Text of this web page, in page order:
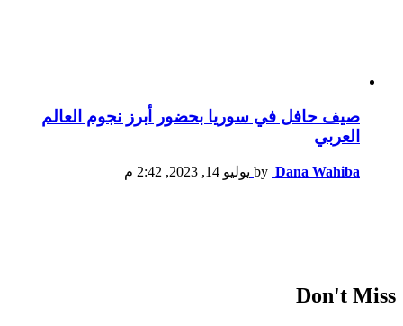
صيف حافل في سوريا بحضور أبرز نجوم العالم
العربي
by Dana Wahiba يوليو 14, 2023, 2:42 م
Don't Miss